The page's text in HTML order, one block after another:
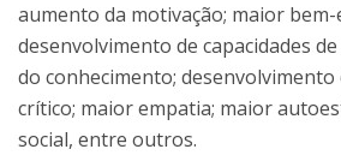
aumento da motivação; maior
desenvolvimento de capacidades
do conhecimento;
crítico; maior empatia; maior
social, entre outros.